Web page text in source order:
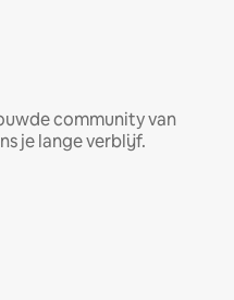
community van
je lange verblijf.